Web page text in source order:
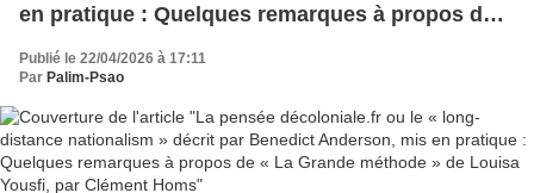
en pratique : Quelques remarques à propos de
Clément Homs
Publié le 22/04/2026 à 17:11
Par Palim-Psao